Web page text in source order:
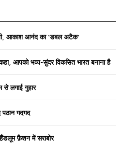
आकाश आनंद का ‘डबल अटैक’
आपको भव्य-सुंदर विकसित भारत बनाना है
से लगाई गुहार
पठान गदगद
फ़ैशन में सराबोर